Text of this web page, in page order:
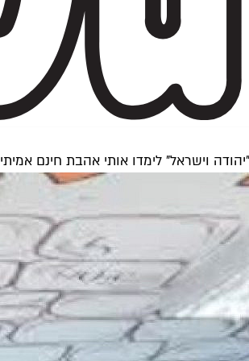
וישראל" לימדו אותי אהבת חינם